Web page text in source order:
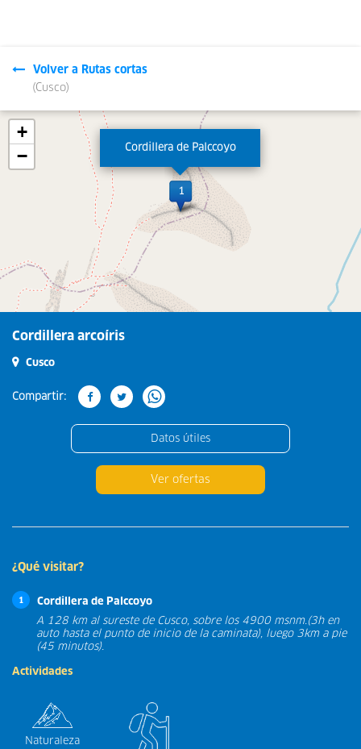
Volver a Rutas cortas
(Cusco)
Cordillera de Palccoyo
+
−
Cordillera arcoíris
Cusco
Compartir:
Datos útiles
Ver ofertas
¿Qué visitar?
1
Cordillera de Palccoyo
A 128 km al sureste de Cusco, sobre los 4900 msnm.(3h en
auto hasta el punto de inicio de la caminata), luego 3km a pie
(45 minutos).
Actividades
Naturaleza